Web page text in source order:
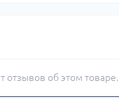
отзывов об этом товаре.